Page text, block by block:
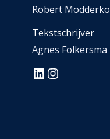
Robert
Tekstschrijver
Agnes Folkersma
# #